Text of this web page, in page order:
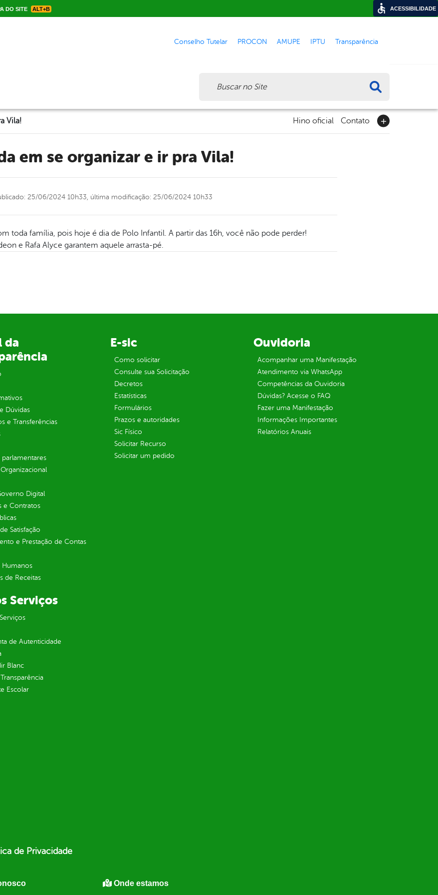
DO SITE ALT+B
Conselho Tutelar PROCON AMUPE IPTU Transparência
Vila! Hino oficial Contato
em se organizar e ir pra Vila!
25/06/2024 10h33, última modificação: 25/06/2024 10h33
toda família, pois hoje é dia de Polo Infantil. A partir das 16h, você não pode perder!
e Rafa Alyce garantem aquele arrasta-pé.
da
Dúvidas
e Transferências
parlamentares
Digital
e Contratos
Satisfação
e Prestação de Contas
Humanos
de Receitas
E-sic
Como solicitar
Consulte sua Solicitação
Decretos
Estatísticas
Formulários
Prazos e autoridades
Sic Físico
Solicitar Recurso
Solicitar um pedido
Ouvidoria
Acompanhar uma Manifestação
Atendimento via WhatsApp
Competências da Ouvidoria
Dúvidas? Acesse o FAQ
Fazer uma Manifestação
Informações Importantes
Relatórios Anuais
Serviços
de Autenticidade
Blanc
Escolar
de Privacidade
Onde estamos
ACESSIBILIDADE